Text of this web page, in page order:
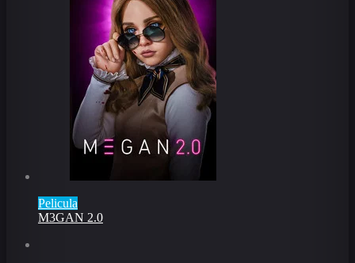
Pelicula
M3GAN 2.0